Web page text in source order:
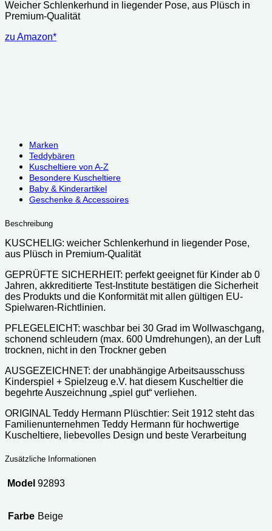
war:
33.99 €
ist:
28.48 €.
Weicher Schlenkerhund in liegender Pose, aus Plüsch in
Premium-Qualität
zu Amazon*
Marken
Teddybären
Kuscheltiere von A-Z
Besondere Kuscheltiere
Baby & Kinderartikel
Geschenke & Accessoires
Beschreibung
KUSCHELIG: weicher Schlenkerhund in liegender Pose,
aus Plüsch in Premium-Qualität
GEPRÜFTE SICHERHEIT: perfekt geeignet für Kinder ab 0
Jahren, akkreditierte Test-Institute bestätigen die Sicherheit
des Produkts und die Konformität mit allen gültigen EU-
Spielwaren-Richtlinien.
PFLEGELEICHT: waschbar bei 30 Grad im Wollwaschgang,
schonend schleudern (max. 600 Umdrehungen), an der Luft
trocknen, nicht in den Trockner geben
AUSGEZEICHNET: der unabhängige Arbeitsausschuss
Kinderspiel + Spielzeug e.V. hat diesem Kuscheltier die
begehrte Auszeichnung „spiel gut“ verliehen.
ORIGINAL Teddy Hermann Plüschtier: Seit 1912 steht das
Familienunternehmen Teddy Hermann für hochwertige
Kuscheltiere, liebevolles Design und beste Verarbeitung
Zusätzliche Informationen
Model 92893
Farbe Beige